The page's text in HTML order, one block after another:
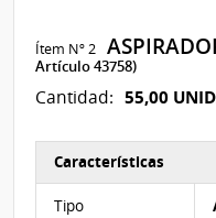
Ítem Nº 2
Artículo 43758)
Cantidad: 55,00
Características
Tipo